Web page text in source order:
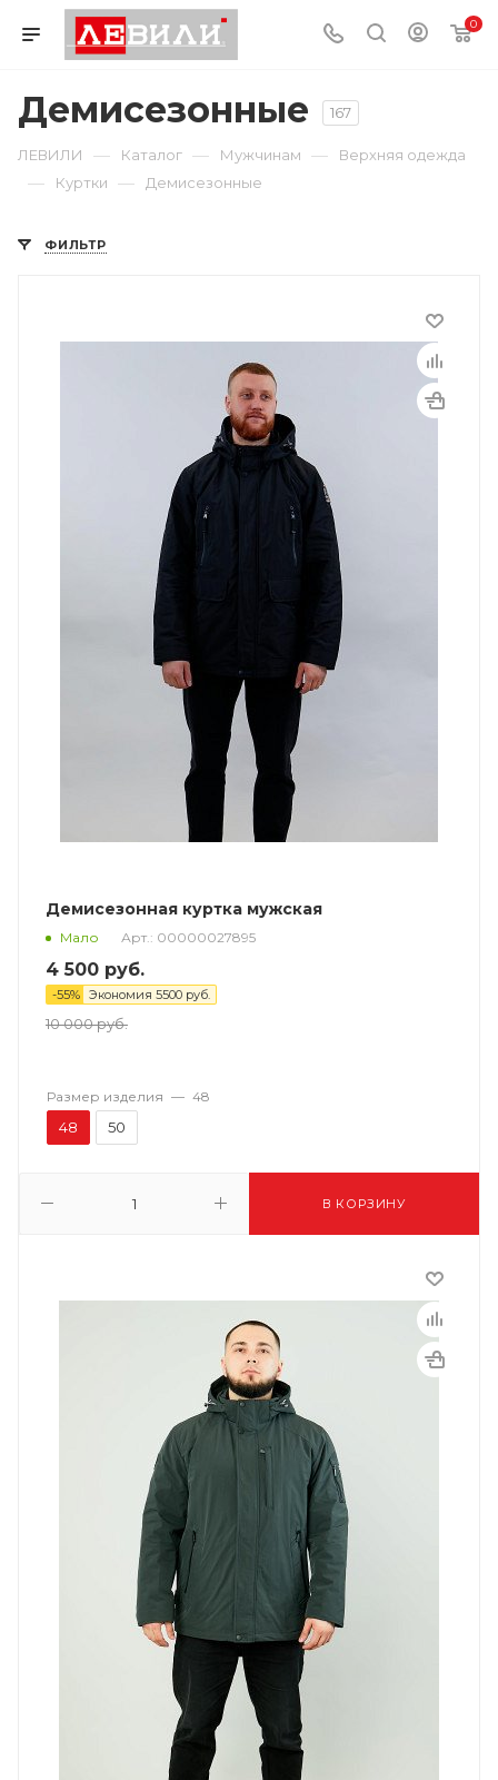
0
Демисезонные 167
ЛЕВИЛИ — Каталог — Мужчинам — Верхняя одежда
— Куртки — Демисезонные
ФИЛЬТР
Демисезонная куртка мужская
Мало Арт.: 00000027895
4 500 руб.
-55% Экономия 5500 руб.
10 000руб.
В КОРЗИНУ
Размер изделия — 48
48 50